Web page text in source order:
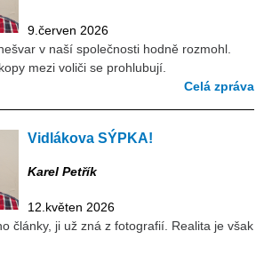
9.červen 2026
v naší společnosti hodně rozmohl.
mezi voliči se prohlubují.
Celá zpráva
Vidlákova SÝPKA!
Karel Petřík
12.květen 2026
články, ji už zná z fotografií. Realita je však